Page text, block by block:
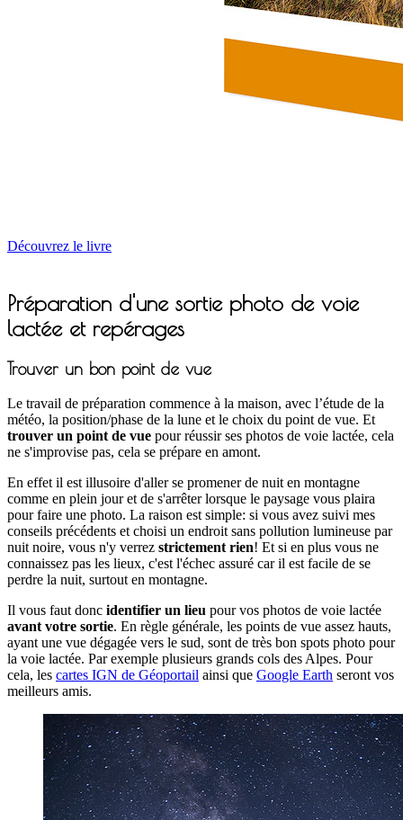
Découvrez le livre
Préparation d'une sortie photo de voie
lactée et repérages
Trouver un bon point de vue
Le travail de préparation commence à la maison, avec l’étude de la
météo, la position/phase de la lune et le choix du point de vue. Et
trouver un point de vue pour réussir ses photos de voie lactée, cela
ne s'improvise pas, cela se prépare en amont.
En effet il est illusoire d'aller se promener de nuit en montagne
comme en plein jour et de s'arrêter lorsque le paysage vous plaira
pour faire une photo. La raison est simple: si vous avez suivi mes
conseils précédents et choisi un endroit sans pollution lumineuse par
nuit noire, vous n'y verrez strictement rien! Et si en plus vous ne
connaissez pas les lieux, c'est l'échec assuré car il est facile de se
perdre la nuit, surtout en montagne.
Il vous faut donc identifier un lieu pour vos photos de voie lactée
avant votre sortie. En règle générale, les points de vue assez hauts,
ayant une vue dégagée vers le sud, sont de très bon spots photo pour
la voie lactée. Par exemple plusieurs grands cols des Alpes. Pour
cela, les cartes IGN de Géoportail ainsi que Google Earth seront vos
meilleurs amis.